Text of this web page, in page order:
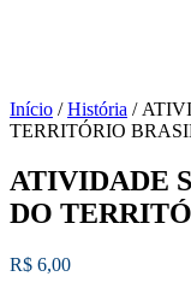
Início /História /
TERRITÓRIO
ATIVIDADE
DO
R$ 6,00